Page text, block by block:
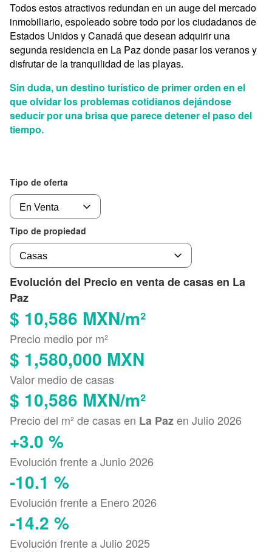
Todos estos atractivos redundan en un auge del mercado
inmobiliario, espoleado sobre todo por los ciudadanos de
Estados Unidos y Canadá que desean adquirir una
segunda residencia en La Paz donde pasar los veranos y
disfrutar de la tranquilidad de las playas.
Sin duda, un destino turístico de primer orden en el
que olvidar los problemas cotidianos dejándose
seducir por una brisa que parece detener el paso del
tiempo.
Tipo de oferta
Tipo de propiedad
Evolución del Precio en venta de casas en La
Paz
$ 10,586 MXN/m²
Precio medio por m²
$ 1,580,000 MXN
Valor medio de casas
$ 10,586 MXN/m²
Precio del m² de casas en La Pazen Julio 2026
+3.0 %
Evolución frente a Junio 2026
-10.1 %
Evolución frente a Enero 2026
-14.2 %
Evolución frente a Julio 2025